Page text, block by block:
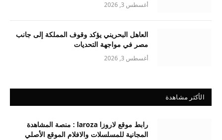
أغسطس 3, 2026
العاهل البحريني يؤكد وقوف المملكة إلى جانب
مصر في مواجهة التحديات
أغسطس 3, 2026
الأكثر مشاهدة
رابط موقع لاروزا laroza : منصة المشاهدة
المجانية للمسلسلات والافلام الموقع الأصلي